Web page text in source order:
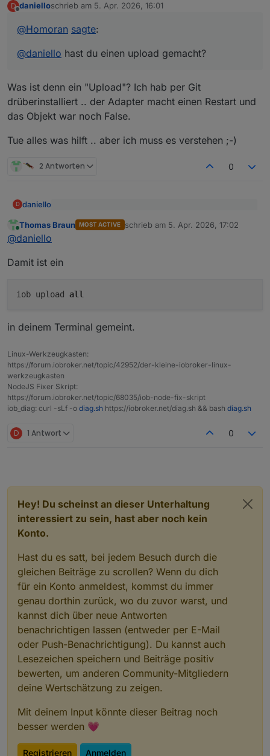
D
Offline
danielloschrieb am 5. Apr. 2026, 16:01
zuletzt editiert von
@Homoran sagte:
@daniello hast du einen upload gemacht?
Was ist denn ein "Upload"? Ich hab per Git
drüberinstalliert .. der Adapter macht einen Restart und
das Objekt war noch False.
Tue alles was hilft .. aber ich muss es verstehen ;-)
2 Antworten 0
D daniello
drüberinstalliert .. der Adapter macht einen Restart und
das Objekt war noch False.
Tue alles was hilft .. aber ich muss es verstehen ;-)
Online
Thomas Braun MOST ACTIVE schrieb am 5. Apr. 2026, 17:02
zuletzt editiert von
@daniello
Damit ist ein
iob upload all
in deinem Terminal gemeint.
Linux-Werkzeugkasten:
https://forum.iobroker.net/topic/42952/der-kleine-iobroker-linux-
werkzeugkasten
NodeJS Fixer Skript:
https://forum.iobroker.net/topic/68035/iob-node-fix-skript
iob_diag: curl -sLf -o diag.sh https://iobroker.net/diag.sh && bash diag.sh
D 1 Antwort 0
Hey! Du scheinst an dieser Unterhaltung
interessiert zu sein, hast aber noch kein
Konto.
Hast du es satt, bei jedem Besuch durch die
gleichen Beiträge zu scrollen? Wenn du dich
für ein Konto anmeldest, kommst du immer
genau dorthin zurück, wo du zuvor warst, und
kannst dich über neue Antworten
benachrichtigen lassen (entweder per E-Mail
oder Push-Benachrichtigung). Du kannst auch
Lesezeichen speichern und Beiträge positiv
bewerten, um anderen Community-Mitgliedern
deine Wertschätzung zu zeigen.
Mit deinem Input könnte dieser Beitrag noch
besser werden 💗
Registrieren Anmelden